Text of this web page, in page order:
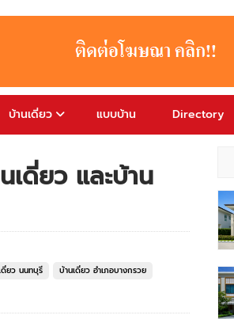
บ้านเดี่ยว แบบบ้าน Directory
เดี่ยว และบ้าน
ดี่ยว นนทบุรี
บ้านเดี่ยว อำเภอบางกรวย